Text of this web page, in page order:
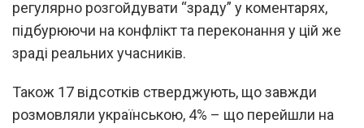
регулярно розгойдувати “зраду” у коментарях,
підбурюючи на конфлікт та переконання у цій же
зраді реальних учасників.
Також 17 відсотків стверджують, що завжди
розмовляли українською, 4% – що перейшли на